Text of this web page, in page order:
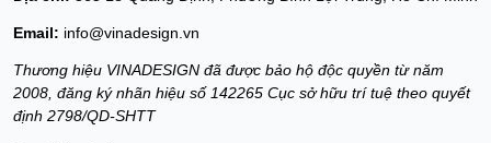
Email: info@vinadesign.vn
Thương hiệu VINADESIGN đã được bảo hộ độc quyền từ năm
2008, đăng ký nhãn hiệu số 142265 Cục sở hữu trí tuệ theo quyết
định 2798/QD-SHTT